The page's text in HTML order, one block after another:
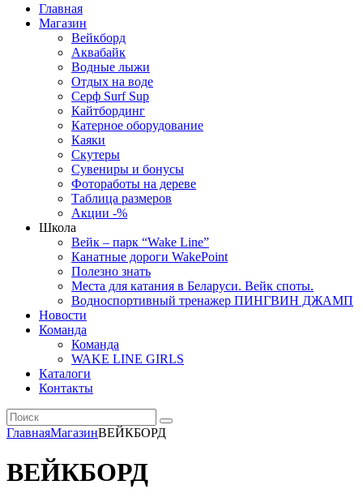
Главная
Магазин
Вейкборд
Аквабайк
Водные лыжи
Отдых на воде
Серф Surf Sup
Кайтбординг
Катерное оборудование
Каяки
Скутеры
Сувениры и бонусы
Фотоработы на дереве
Таблица размеров
Акции -%
Школа
Вейк – парк “Wake Line”
Канатные дороги WakePoint
Полезно знать
Места для катания в Беларуси. Вейк споты.
Водноспортивный тренажер ПИНГВИН ДЖАМП
Новости
Команда
Команда
WAKE LINE GIRLS
Каталоги
Контакты
ГлавнаяМагазинВЕЙКБОРД
ВЕЙКБОРД